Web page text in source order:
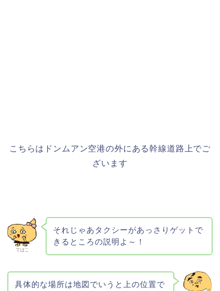
こちらはドンムアン空港の外にある幹線道路上でご
ざいます
てばこ
それじゃあタクシーがあっさりゲットで
きるところの説明よ～！
具体的な場所は地図でいうと上の位置で